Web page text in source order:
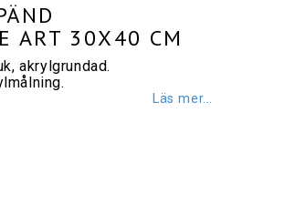
ART 30X40 CM
akrylgrundad.
Läs mer...